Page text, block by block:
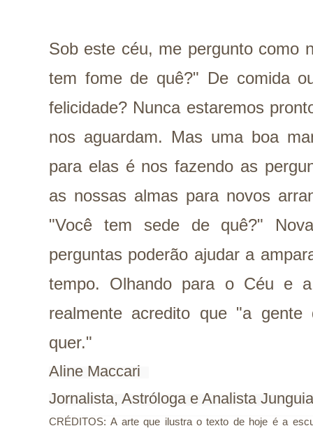
Sob este céu, me pergunto como
tem fome de quê?" De comida
felicidade? Nunca estaremos
nos aguardam. Mas uma boa
para elas é nos fazendo as
as nossas almas para novos
"Você tem sede de quê?"
perguntas poderão ajudar a
tempo. Olhando para o Céu e
realmente acredito que "a
quer."
Aline Maccari
Jornalista, Astróloga e Analista
CRÉDITOS:A arte que ilustra o texto de hoje é a